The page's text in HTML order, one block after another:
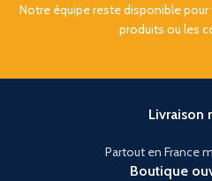
Notre équipe reste disponible
produits ou les
Livraison
Partout en France
Boutique